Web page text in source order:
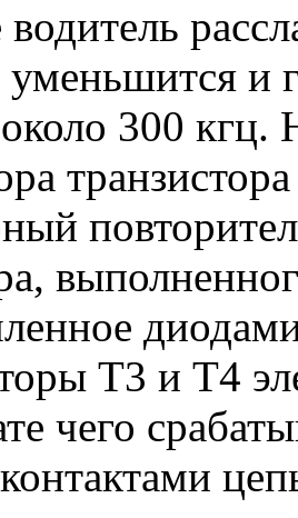
уменьшится и
около 300 кгц.
Т3 и Т4
чего